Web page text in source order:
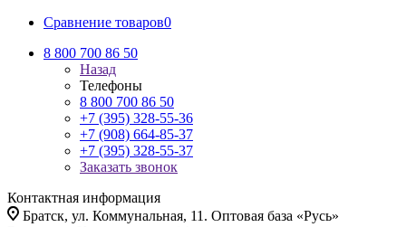
Сравнение товаров0
8 800 700 86 50
Назад
Телефоны
8 800 700 86 50
+7 (395) 328-55-36
+7 (908) 664-85-37
+7 (395) 328-55-37
Заказать звонок
Контактная информация
Братск, ул. Коммунальная, 11. Оптовая база «Русь»